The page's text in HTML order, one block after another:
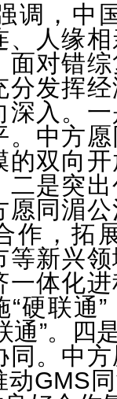
调，中
、人缘
面对错
分发挥
深入。
。中方
的双向
二是突
愿同湄
作，拓
等新兴
一体化
“硬联通
通”。四
同。中
动GMS